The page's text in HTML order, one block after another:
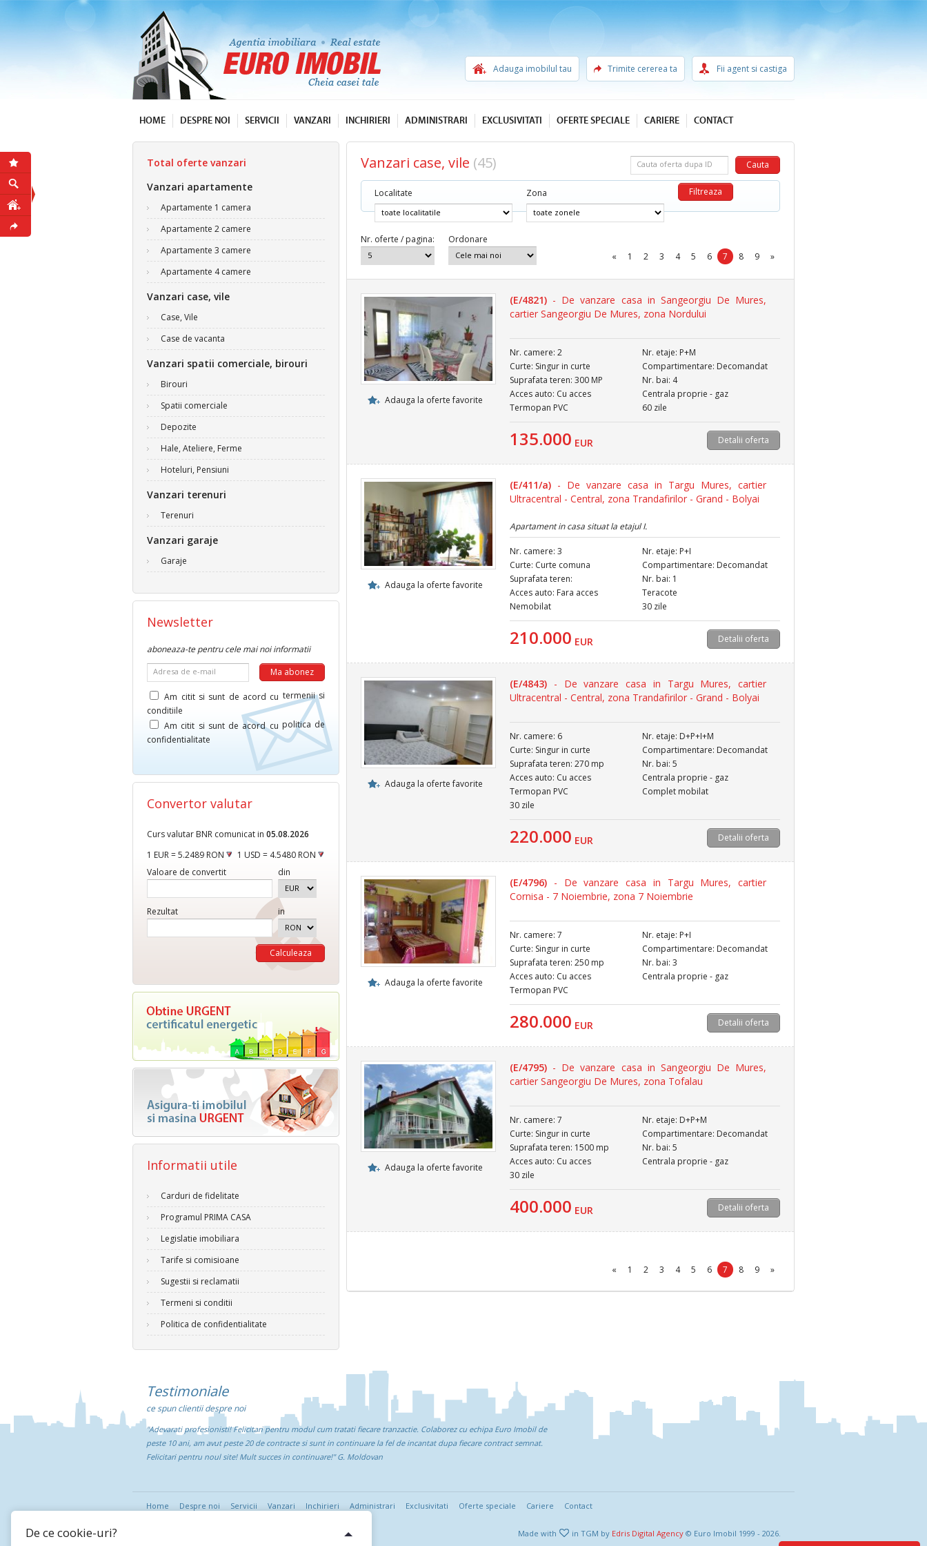
Adauga imobilul tau Trimite cererea ta Fii agent si castiga
HOME DESPRE NOI SERVICII VANZARI INCHIRIERI ADMINISTRARI EXCLUSIVITATI OFERTE SPECIALE CARIERE CONTACT
Total oferte vanzari
Vanzari apartamente
Apartamente 1 camera
Apartamente 2 camere
Apartamente 3 camere
Apartamente 4 camere
Vanzari case, vile
Case, Vile
Case de vacanta
Vanzari spatii comerciale, birouri
Birouri
Spatii comerciale
Depozite
Hale, Ateliere, Ferme
Hoteluri, Pensiuni
Vanzari terenuri
Terenuri
Vanzari garaje
Garaje
Newsletter
aboneaza-te pentru cele mai noi informatii
Adresa de e-mail
Am citit si sunt de acord cu termenii si
conditiile
Am citit si sunt de acord cu politica de
confidentialitate
Convertor valutar
Curs valutar BNR comunicat in 05.08.2026
1 EUR = 5.2489 RON
1 USD = 4.5480 RON
Valoare de convertit
din
Rezultat in
Informatii utile
Carduri de fidelitate
Programul PRIMA CASA
Legislatie imobiliara
Tarife si comisioane
Sugestii si reclamatii
Termeni si conditii
Politica de confidentialitate
Vanzari case, vile (45)
Localitate Zona
Nr. oferte / pagina:
Ordonare
«
1 2 3 4 5 6 7 8 9 »
Cauta oferta dupa ID
Adauga la oferte favorite
(E/4821) - De vanzare casa in Sangeorgiu De Mures,
cartier Sangeorgiu De Mures, zona Nordului
Nr. camere: 2
Nr. etaje: P+M
Curte: Singur in curte
Compartimentare: Decomandat
Suprafata teren: 300 MP
Nr. bai: 4
Acces auto: Cu acces
Centrala proprie - gaz
Termopan PVC
60 zile
135.000 EUR Detalii oferta
Adauga la oferte favorite
(E/411/a) - De vanzare casa in Targu Mures, cartier
Ultracentral - Central, zona Trandafirilor - Grand - Bolyai
Apartament in casa situat la etajul I.
Nr. camere: 3
Nr. etaje: P+I
Curte: Curte comuna
Compartimentare: Decomandat
Suprafata teren:
Nr. bai: 1
Acces auto: Fara acces
Teracote
Nemobilat
30 zile
210.000 EUR Detalii oferta
Adauga la oferte favorite
(E/4843) - De vanzare casa in Targu Mures, cartier
Ultracentral - Central, zona Trandafirilor - Grand - Bolyai
Nr. camere: 6
Nr. etaje: D+P+I+M
Curte: Singur in curte
Compartimentare: Decomandat
Suprafata teren: 270 mp
Nr. bai: 5
Acces auto: Cu acces
Centrala proprie - gaz
Termopan PVC
Complet mobilat
30 zile
220.000 EUR Detalii oferta
Adauga la oferte favorite
(E/4796) - De vanzare casa in Targu Mures, cartier
Cornisa - 7 Noiembrie, zona 7 Noiembrie
Nr. camere: 7
Nr. etaje: P+I
Curte: Singur in curte
Compartimentare: Decomandat
Suprafata teren: 250 mp
Nr. bai: 3
Acces auto: Cu acces
Centrala proprie - gaz
Termopan PVC
280.000 EUR Detalii oferta
Adauga la oferte favorite
(E/4795) - De vanzare casa in Sangeorgiu De Mures,
cartier Sangeorgiu De Mures, zona Tofalau
Nr. camere: 7
Nr. etaje: D+P+M
Curte: Singur in curte
Compartimentare: Decomandat
Suprafata teren: 1500 mp
Nr. bai: 5
Acces auto: Cu acces
Centrala proprie - gaz
30 zile
400.000 EUR Detalii oferta
« 1 2 3 4 5 6 7 8 9 »
Testimoniale
ce spun clientii despre noi
"Adevarati profesionisti! Felicitari pentru modul cum tratati fiecare tranzactie. Colaborez cu echipa Euro Imobil de
peste 10 ani, am avut peste 20 de contracte si sunt in continuare la fel de incantat dupa fiecare contract semnat.
Felicitari pentru noul site! Mult succes in continuare!"G. Moldovan
Home Despre noi Servicii Vanzari Inchirieri Administrari Exclusivitati Oferte speciale Cariere Contact
Made with in TGM by Edris Digital Agency © Euro Imobil 1999 - 2026.
De ce cookie-uri?